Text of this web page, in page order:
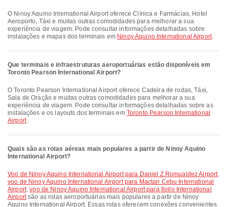
O Ninoy Aquino International Airport oferece Clínica e Farmácias, Hotel
Aeroporto, Táxi e muitas outras comodidades para melhorar a sua
experiência de viagem. Pode consultar informações detalhadas sobre
instalações e mapas dos terminais em Ninoy Aquino International Airport.
Que terminais e infraestruturas aeroportuárias estão disponíveis em
Toronto Pearson International Airport?
O Toronto Pearson International Airport oferece Cadeira de rodas, Táxi,
Sala de Oração e muitas outras comodidades para melhorar a sua
experiência de viagem. Pode consultar informações detalhadas sobre as
instalações e os layouts dos terminais em Toronto Pearson International
Airport.
Quais são as rotas aéreas mais populares a partir de Ninoy Aquino
International Airport?
voo de Ninoy Aquino International Airport para Daniel Z Romualdez Airport,
voo de Ninoy Aquino International Airport para Mactan Cebu International
Airport,voo de Ninoy Aquino International Airport para Iloilo International
Airportsão as rotas aeroportuárias mais populares a partir de Ninoy
Aquino International Airport. Essas rotas oferecem conexões convenientes